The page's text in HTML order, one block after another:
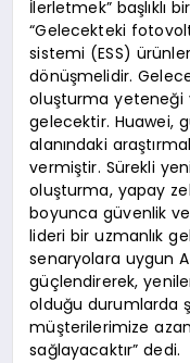
İlerletmek” başlıklı
“Gelecekteki
sistemi (ESS)
dönüşmelidir.
oluşturma yeteneği
gelecektir. Huawei,
alanındaki
vermiştir. Sürekli
oluşturma, yapay
boyunca güvenlik
lideri bir uzmanlık
senaryolara uygun
güçlendirerek,
olduğu durumlarda
müşterilerimize
sağlayacaktır” dedi.